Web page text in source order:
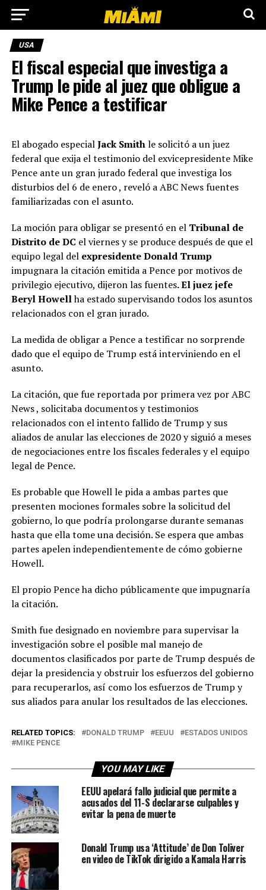
USA
El fiscal especial que investiga a
Trump le pide al juez que obligue a
Mike Pence a testificar
El abogado especialJack Smithle solicitó a un juez
federal que exija el testimonio del exvicepresidente Mike
Pence ante un gran jurado federal que investiga los
disturbios del 6 de enero , reveló a ABC News fuentes
familiarizadas con el asunto.
La moción para obligar se presentó en elTribunal de
Distrito de DC el viernes y se produce después de que el
equipo legal del expresidente Donald Trump
impugnara la citación emitida a Pence por motivos de
privilegio ejecutivo, dijeron las fuentes. El juez jefe
Beryl Howellha estado supervisando todos los asuntos
relacionados con el gran jurado.
La medida de obligar a Pence a testificar no sorprende
dado que el equipo de Trump está interviniendo en el
asunto.
La citación, que fue reportada por primera vez por ABC
News , solicitaba documentos y testimonios
relacionados con el intento fallido de Trump y sus
aliados de anular las elecciones de 2020 y siguió a meses
de negociaciones entre los fiscales federales y el equipo
legal de Pence.
Es probable que Howell le pida a ambas partes que
presenten mociones formales sobre la solicitud del
gobierno, lo que podría prolongarse durante semanas
hasta que ella tome una decisión. Se espera que ambas
partes apelen independientemente de cómo gobierne
Howell.
El propio Pence ha dicho públicamente que impugnaría
la citación.
Smith fue designado en noviembre para supervisar la
investigación sobre el posible mal manejo de
documentos clasificados por parte de Trump después de
dejar la presidencia y obstruir los esfuerzos del gobierno
para recuperarlos, así como los esfuerzos de Trump y
sus aliados para anular los resultados de las elecciones.
RELATED TOPICS: DONALD TRUMP EEUU
ESTADOS UNIDOS
MIKE PENCE
YOU MAY LIKE
EEUU apelará fallo judicial que permite a
acusados ​​del 11-S declararse culpables y
evitar la pena de muerte
Donald Trump usa ‘Attitude’ de Don Toliver
en video de TikTok dirigido a Kamala Harris